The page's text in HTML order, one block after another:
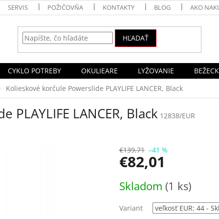
SERVIS POŽIČOVŇA KONTAKTY BLOG AKO
HĽADAŤ
CYKLO POTREBY OKULIEARE LYŽOVANIE
Kolieskové korčule Powerslide PLAYLIFE LANCER, Black
LANCER, Black 12838/EUR
€139,71 –41 %
€82,01
cena:
Skladom (1 ks)
Variant